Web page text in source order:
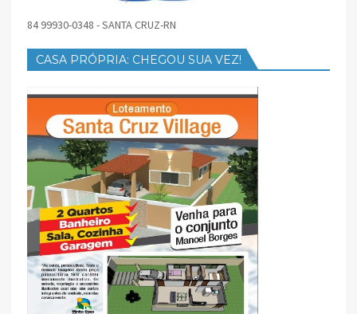
84 99930-0348 - SANTA CRUZ-RN
CASA PRÓPRIA: CHEGOU SUA VEZ!